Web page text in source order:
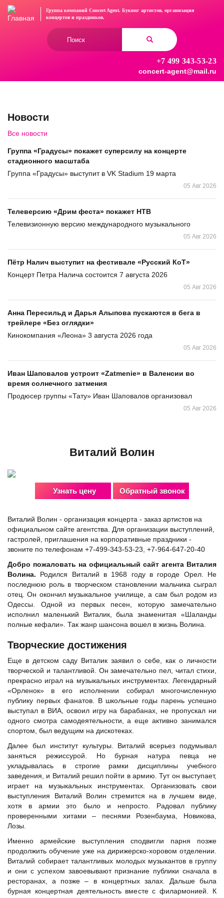
Перейти
Группа компаний Concert Agent. Букинг артистов, организация
концертови праздников.
+7 499 343-53-23
concert-agent@mail.ru
Новости
Все новости
Группа «Градусы» покажет суперсилу на концерте
стадионного масштаба
Группа «Градусы» выступит в VK Stadium 19 марта
05 Авг 2026
Телеверсию «Дрим феста» покажет НТВ
Телевизионную версию международного музыкального
05 Авг 2026
Пётр Налич выступит на фестивале «Русский КоТ»
Концерт Петра Налича состоится 7 августа 2026
05 Авг 2026
Анна Пересильд и Дарья Алыпова пускаются в бега в
трейлере «Без оглядки»
Кинокомпания «Леона» 3 августа 2026 года
05 Авг 2026
Иван Шаповалов устроит «Zatmenie» в Валенсии во
время солнечного затмения
Продюсер группы «Тату» Иван Шаповалов организовал
05 Авг 2026
Виталий Волин
Узнать цену Обратный звонок
Виталий Волин - организация концерта - заказ артистов на
официальном сайте агентства. Для организации выступлений,
гастролей, приглашения на корпоративные праздники -
звоните по телефонам +7-499-343-53-23, +7-964-647-20-40
Добро пожаловать на официальный сайт агента Виталия
Волина. Родился Виталий в 1968 году в городе Орел. Не
последнюю роль в творческом становлении мальчика сыграл
отец. Он окончил музыкальное училище, а сам был родом из
Одессы. Одной из первых песен, которую замечательно
исполнил маленький Виталик, была знаменитая «Шаланды
полные кефали». Так жанр шансона вошел в жизнь Волина.
Творческие достижения
Еще в детском саду Виталик заявил о себе, как о личности
творческой и талантливой. Он замечательно пел, читал стихи,
прекрасно играл на музыкальных инструментах. Легендарный
«Орленок» в его исполнении собирал многочисленную
публику первых фанатов. В школьные годы парень успешно
выступал в ВИА, освоил игру на барабанах, не пропускал ни
одного смотра самодеятельности, а еще активно занимался
спортом, был ведущим на дискотеках.
Далее был институт культуры. Виталий всерьез подумывал
заняться режиссурой. Но бурная натура певца не
укладывалась в строгие рамки дисциплины учебного
заведения, и Виталий решил пойти в армию. Тут он выступает,
играет на музыкальных инструментах. Организовать свои
выступления Виталий Волин стремится на в лучшем виде,
хотя в армии это было и непросто. Радовал публику
проверенными хитами – песнями Розенбаума , Новикова,
Лозы
Именно армейские выступления сподвигли парня позже
продолжить обучение уже на дирижерско-хоровом отделении.
Виталий собирает талантливых молодых музыкантов в группу
и они с успехом завоевывают признание публики сначала в
ресторанах, а позже – в концертных залах. Дальше была
бурная концертная деятельность вместе с филармонией. К